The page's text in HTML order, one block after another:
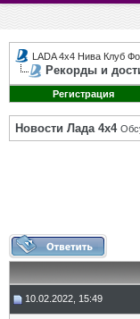
LADA 4x4 Нива Клуб
Рекорды и
Регистрация
Новости Лада 4х4
10.02.2022, 15:49